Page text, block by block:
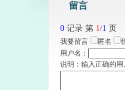
留言
0 记录 第 1/1 页
我要留言 匿名
用户名：
说明：输入正确的